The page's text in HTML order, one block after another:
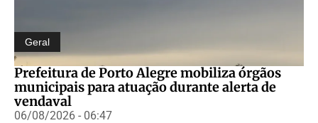
Geral
Prefeitura de Porto Alegre mobiliza órgãos
municipais para atuação durante alerta de
vendaval
06/08/2026 - 06:47